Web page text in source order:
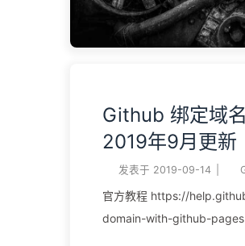
/usr/share/zoneinfo/Asia/
Github 绑定域
2019年9月更新
发表于 2019-09-14
官方教程 https://
domain-with-github-